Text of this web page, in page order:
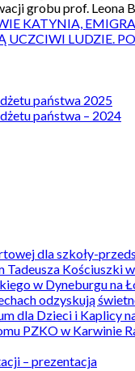
grobu prof. Leona
KATYNIA,
UCZCIWI LUDZIE.
państwa 2025
państwa – 2024
dla szkoły-
Tadeusza Kościuszki
w Dyneburgu na
odzyskują
dla Dzieci i Kaplicy
PZKO w Karwinie
– prezentacja